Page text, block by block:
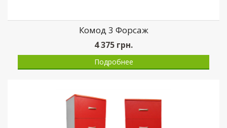
Комод 3 Форсаж
4 375 грн.
Подробнее